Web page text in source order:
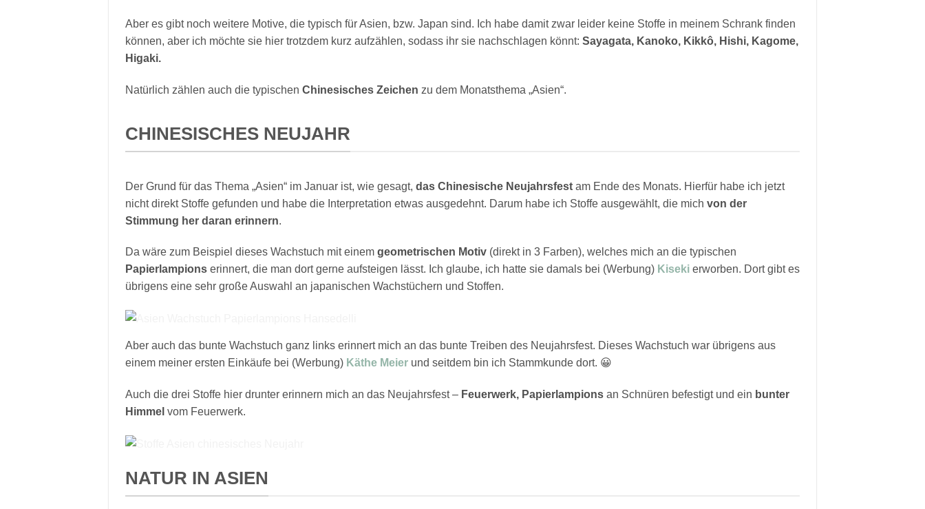
Aber es gibt noch weitere Motive, die typisch für Asien, bzw. Japan sind. Ich habe damit zwar leider keine Stoffe in meinem Schrank finden
können, aber ich möchte sie hier trotzdem kurz aufzählen, sodass ihr sie nachschlagen könnt: Sayagata, Kanoko, Kikkô, Hishi, Kagome,
Higaki.
Natürlich zählen auch die typischen Chinesisches Zeichen zu dem Monatsthema „Asien“.
CHINESISCHES NEUJAHR
Der Grund für das Thema „Asien“ im Januar ist, wie gesagt, das Chinesische Neujahrsfestam Ende des Monats. Hierfür habe ich jetzt
nicht direkt Stoffe gefunden und habe die Interpretation etwas ausgedehnt. Darum habe ich Stoffe ausgewählt, die mich von der
Stimmung her daran erinnern.
Da wäre zum Beispiel dieses Wachstuch mit einem geometrischen Motiv(direkt in 3 Farben), welches mich an die typischen
Papierlampionserinnert, die man dort gerne aufsteigen lässt. Ich glaube, ich hatte sie damals bei (Werbung) Kisekierworben. Dort gibt es
übrigens eine sehr große Auswahl an japanischen Wachstüchern und Stoffen.
Aber auch das bunte Wachstuch ganz links erinnert mich an das bunte Treiben des Neujahrsfest. Dieses Wachstuch war übrigens aus
einem meiner ersten Einkäufe bei (Werbung) Käthe Meierund seitdem bin ich Stammkunde dort. 😀
Auch die drei Stoffe hier drunter erinnern mich an das Neujahrsfest – Feuerwerk, Papierlampionsan Schnüren befestigt und ein bunter
Himmel vom Feuerwerk.
NATUR IN ASIEN